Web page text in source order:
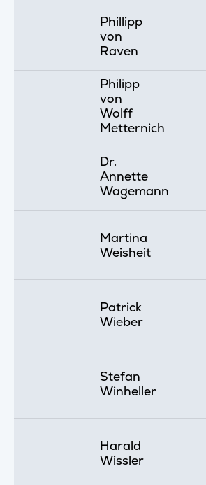
Phillipp
von
Raven
Philipp
von
Wolff
Metternich
Dr.
Annette
Wagemann
Martina
Weisheit
Patrick
Wieber
Stefan
Winheller
Harald
Wissler